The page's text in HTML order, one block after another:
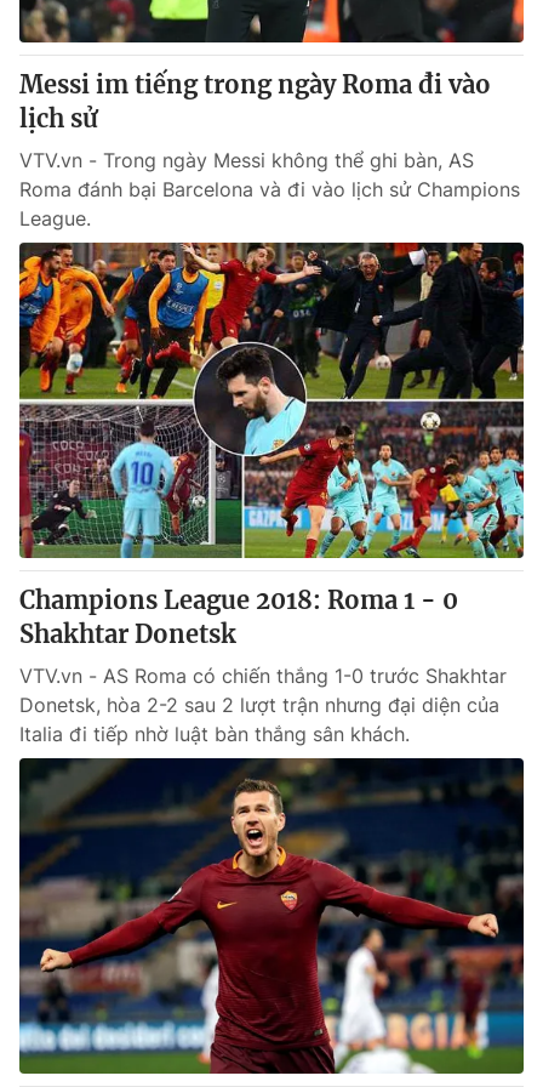
Messi im tiếng trong ngày Roma đi vào
lịch sử
VTV.vn - Trong ngày Messi không thể ghi bàn, AS
Roma đánh bại Barcelona và đi vào lịch sử Champions
League.
Champions League 2018: Roma 1 - 0
Shakhtar Donetsk
VTV.vn - AS Roma có chiến thắng 1-0 trước Shakhtar
Donetsk, hòa 2-2 sau 2 lượt trận nhưng đại diện của
Italia đi tiếp nhờ luật bàn thắng sân khách.